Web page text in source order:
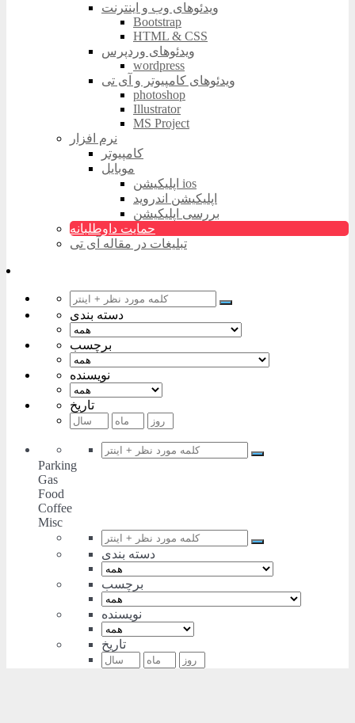
ویدئوهای وب و اینترنت
Bootstrap
HTML & CSS
ویدئوهای وردپرس
wordpress
ویدئوهای کامپیوتر و آی تی
photoshop
Illustrator
MS Project
نرم افزار
کامپیوتر
موبایل
اپلیکیشن ios
اپلیکیشن اندروید
بررسی اپلیکیشن
حمایت داوطلبانه
تبلیغات در مقاله آی تی
دسته بندی
برچسب
نویسنده
تاریخ
Parking
Gas
Food
Coffee
Misc
دسته بندی
برچسب
نویسنده
تاریخ